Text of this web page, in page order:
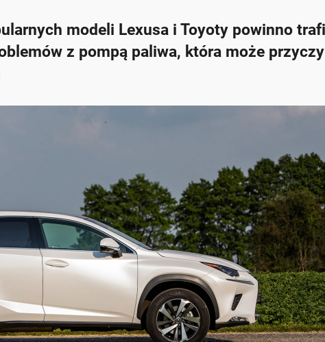
modeli Lexusa i Toyoty powinno
z pompą paliwa, która może